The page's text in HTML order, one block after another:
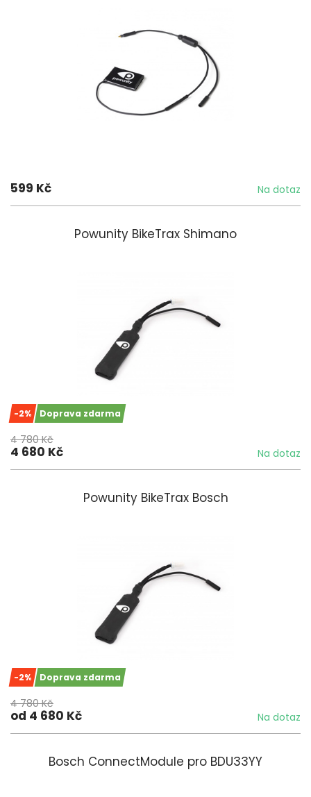
599 Kč Na dotaz
Powunity BikeTrax Shimano
-2% Doprava zdarma
4 780 Kč
4 680 Kč Na dotaz
Powunity BikeTrax Bosch
-2% Doprava zdarma
4 780 Kč
od 4 680 Kč Na dotaz
Bosch ConnectModule pro BDU33YY